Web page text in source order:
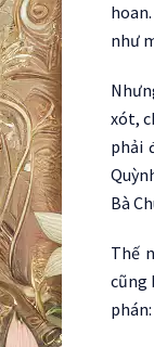
như
xót,
phải
Bà
Thế
cũng
phán: